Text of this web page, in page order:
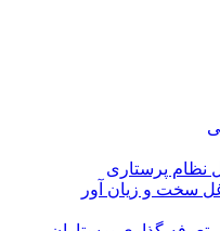
نظام پرستاری
سخت و زیان آور